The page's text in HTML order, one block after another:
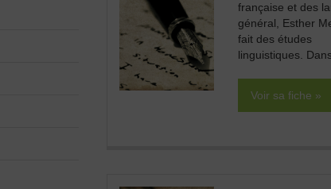
française et des
général, Esther
fait des études
linguistiques. Dans
Voir sa fiche »